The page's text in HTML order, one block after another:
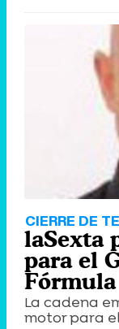
CIERRE DE
laSexta
para el
Fórmula
La cadena
motor para